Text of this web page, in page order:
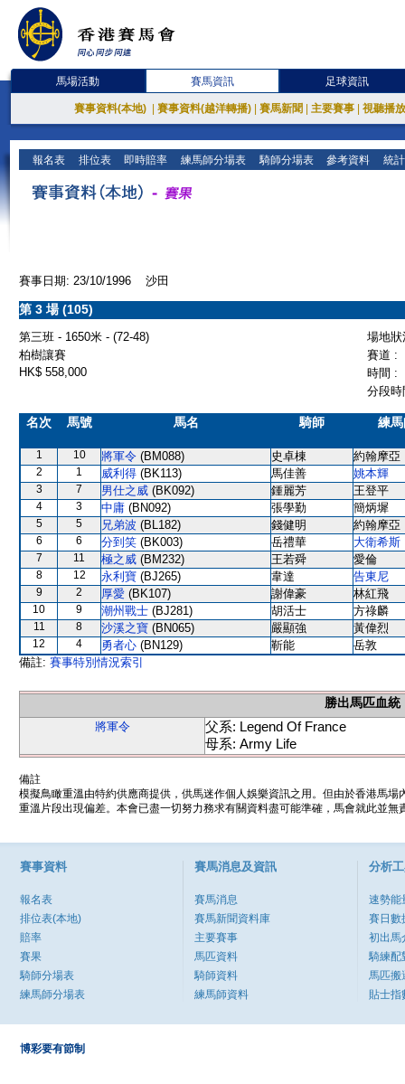
馬場活動 賽馬資訊 足球資訊
賽事資料(本地) 賽事資料(越洋轉播) 賽馬新聞 主要賽事 視聽播
報名表 排位表 即時賠率 練馬師分場表 騎師分場表 參考資料 統
賽事日期: 23/10/1996 沙田
第 3 場 (105)
第三班 - 1650米 - (72-48)
場地
柏樹讓賽
賽道 :
HK$ 558,000
時間 :
分段
名次 馬號 馬名 騎師 練
1 10 將軍令 (BM088) 史卓棟 約翰摩亞
2 1 威利得 (BK113) 馬佳善 姚本輝
3 7 男仕之威 (BK092) 鍾麗芳 王登平
4 3 中庸 (BN092) 張學勤 簡炳墀
5 5 兄弟波 (BL182) 錢健明 約翰摩亞
6 6 分到笑 (BK003) 岳禮華 大衛希斯
7 11 極之威 (BM232) 王若舜 愛倫
8 12 永利寶 (BJ265) 韋達 告東尼
9 2 厚愛 (BK107) 謝偉豪 林紅飛
10 9 潮州戰士 (BJ281) 胡活士 方祿麟
11 8 沙溪之寶 (BN065) 嚴顯強 黃偉烈
12 4 勇者心 (BN129) 靳能
岳敦
備註: 賽事特別情況索引
勝出馬匹血統
將軍令
父系: Legend Of France
母系: Army Life
備註
模擬鳥瞰重溫由特約供應商提供，供馬迷作個人娛樂資訊之用。但由於香港馬
重溫片段出現偏差。本會已盡一切努力務求有關資料盡可能準確，馬會就此並
賽事資料
報名表
排位表(本地)
賠率
賽果
騎師分場表
練馬師分場表
賽馬消息及資訊
賽馬消息
賽馬新聞資料庫
主要賽事
馬匹資料
騎師資料
練馬師資料
分析
速勢能
賽日數
初出馬
騎練配
馬匹搬
貼士指
博彩要有節制